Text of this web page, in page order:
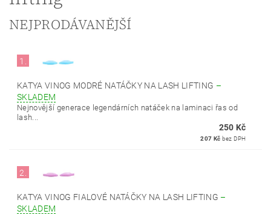
NEJPRODÁVANĚJŠÍ
1.
KATYA VINOG MODRÉ NATÁČKY NA LASH LIFTING –
SKLADEM
Nejnovější generace legendárních natáček na laminaci řas od
lash...
250 Kč
207 Kč bez DPH
2.
KATYA VINOG FIALOVÉ NATÁČKY NA LASH LIFTING –
SKLADEM